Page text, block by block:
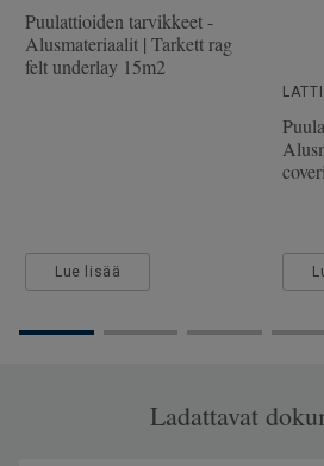
Puulaji
Pituus
3.5 mm
16.2
Puulattioiden tarvikkeet -
Alusmateriaalit | Tarkett rag
felt underlay 15m2
Lue lisää
Ladattavat